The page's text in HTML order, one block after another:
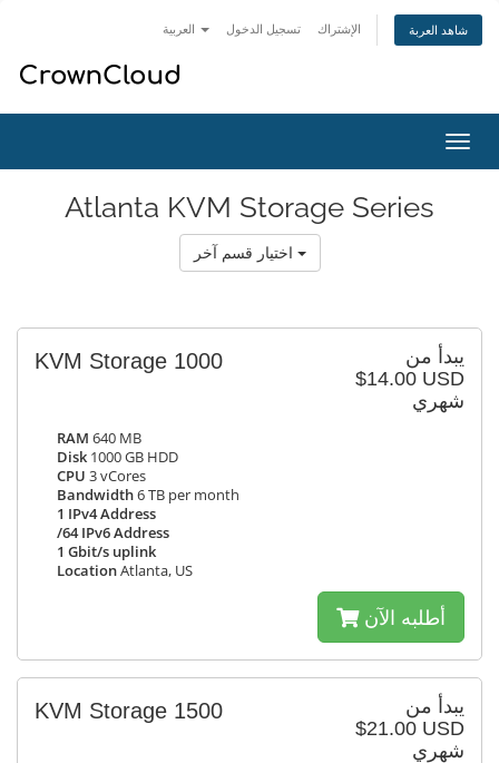
تسجيل الدخول الإشتراك شاهد العربة
تبديل
التنقل
Atlanta KVM Storage Series
يبدأ من
$14.00 USD
شهري
KVM Storage 1000
RAM 640 MB
Disk 1000 GB HDD
CPU 3 vCores
Bandwidth6 TB per month
1 IPv4 Address
/64 IPv6 Address
1 Gbit/s uplink
LocationAtlanta, US
أطلبه الآن
يبدأ من
$21.00 USD
شهري
KVM Storage 1500